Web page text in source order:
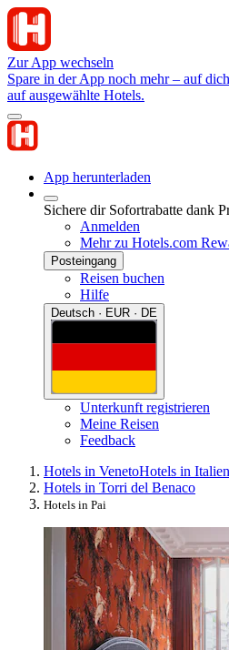
Zur App wechseln
Spare in der App noch mehr – auf
auf ausgewählte Hotels.
App herunterladen
Sichere dir Sofortrabatte dank
Anmelden
Mehr zu Hotels.com
Posteingang
Reisen buchen
Hilfe
Deutsch · EUR · DE
Unterkunft registrieren
Meine Reisen
Feedback
Hotels in VenetoHotels in Italien
Hotels in Torri del Benaco
Hotels in Pai